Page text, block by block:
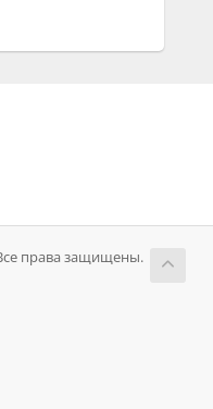
права защищены.